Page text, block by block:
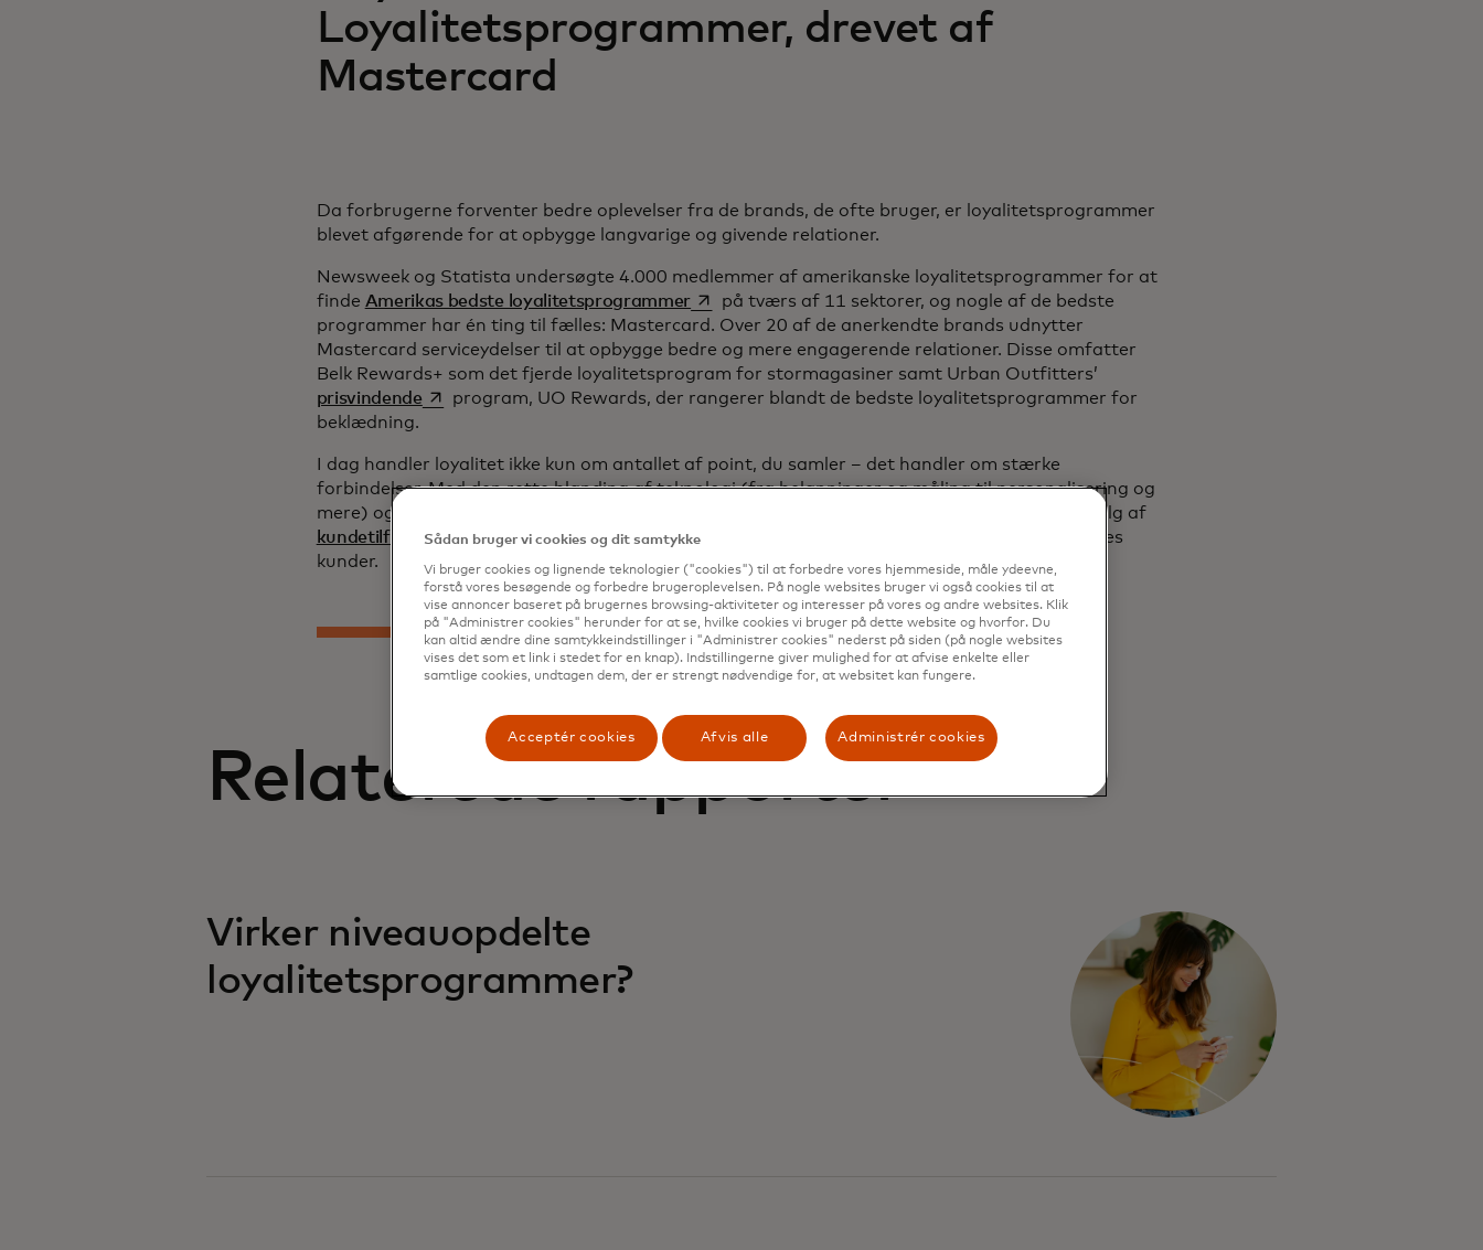
Loyalitetsprogrammer, drevet af
Mastercard
Da forbrugerne forventer bedre oplevelser fra de brands, de ofte bruger, er loyalitetsprogrammer
blevet afgørende for at opbygge langvarige og givende relationer.
Newsweek og Statista undersøgte 4.000 medlemmer af amerikanske loyalitetsprogrammer for at
finde Amerikas bedste loyalitetsprogrammeropens in a new tab
på tværs af 11 sektorer, og nogle af de bedste
programmer har én ting til fælles: Mastercard. Over 20 af de anerkendte brands udnytter
Mastercard serviceydelser til at opbygge bedre og mere engagerende relationer. Disse omfatter
Belk Rewards+ som det fjerde loyalitetsprogram for stormagasiner samt Urban Outfitters’
prisvindendeopens in a new tab
program, UO Rewards, der rangerer blandt de bedste loyalitetsprogrammer for
beklædning.
I dag handler loyalitet ikke kun om antallet af point, du samler – det handler om stærke
forbindelser. Med den rette blanding af teknologi (fra belønninger og måling til personalisering og
mere) og et engagement i at levere bedre oplevelser, hjælper Mastercard's omfattende udvalg af
kundetilfredshedstjenesterbrands med at opbygge og vedligeholde loyale relationer med deres
kunder.
Relaterede rapporter
Virker niveauopdelte
loyalitetsprogrammer?
Sådan bruger vi cookies og dit samtykke
Vi bruger cookies og lignende teknologier ("cookies") til at forbedre vores hjemmeside, måle ydeevne,
forstå vores besøgende og forbedre brugeroplevelsen. På nogle websites bruger vi også cookies til at
vise annoncer baseret på brugernes browsing-aktiviteter og interesser på vores og andre websites. Klik
på "Administrer cookies" herunder for at se, hvilke cookies vi bruger på dette website og hvorfor. Du
kan altid ændre dine samtykkeindstillinger i "Administrer cookies" nederst på siden (på nogle websites
vises det som et link i stedet for en knap). Indstillingerne giver mulighed for at afvise enkelte eller
samtlige cookies, undtagen dem, der er strengt nødvendige for, at websitet kan fungere.
Acceptér cookies Afvis alle Administrér cookies